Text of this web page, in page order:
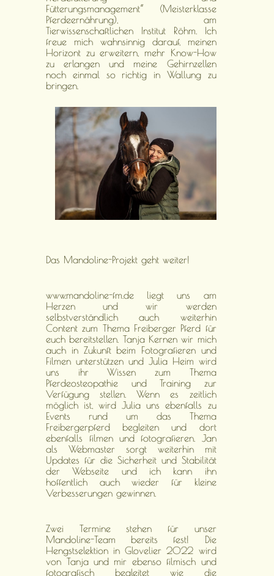
Fütterungsmanagement“ (Meisterklasse
Pferdeernährung), am
Tierwissenschaftlichen Institut Röhm. Ich
freue mich wahnsinnig darauf, meinen
Horizont zu erweitern, mehr Know-How
zu erlangen und meine Gehirnzellen
noch einmal so richtig in Wallung zu
bringen.
Das Mandoline-Projekt geht weiter!
www.mandoline-fm.de liegt uns am
Herzen und wir werden
selbstverständlich auch weiterhin
Content zum Thema Freiberger Pferd für
euch bereitstellen. Tanja Kernen wir mich
auch in Zukunft beim Fotografieren und
Filmen unterstützen und Julia Heim wird
uns ihr Wissen zum Thema
Pferdeosteopathie und Training zur
Verfügung stellen. Wenn es zeitlich
möglich ist, wird Julia uns ebenfalls zu
Events rund um das Thema
Freibergerpferd begleiten und dort
ebenfalls filmen und fotografieren. Jan
als Webmaster sorgt weiterhin mit
Updates für die Sicherheit und Stabilität
der Webseite und ich kann ihn
hoffentlich auch wieder für kleine
Verbesserungen gewinnen.
Zwei Termine stehen für unser
Mandoline-Team bereits fest! Die
Hengstselektion in Glovelier 2022 wird
von Tanja und mir ebenso filmisch und
fotografisch begleitet wie die